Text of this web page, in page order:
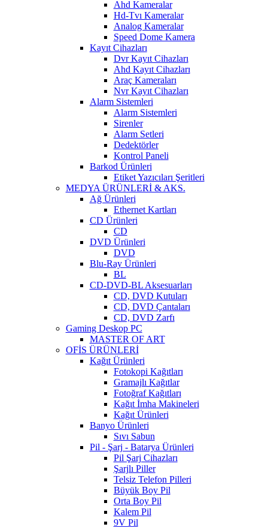
Ahd Kameralar
Hd-Tvı Kameralar
Analog Kameralar
Speed Dome Kamera
Kayıt Cihazları
Dvr Kayıt Cihazları
Ahd Kayıt Cihazları
Araç Kameraları
Nvr Kayıt Cihazları
Alarm Sistemleri
Alarm Sistemleri
Sirenler
Alarm Setleri
Dedektörler
Kontrol Paneli
Barkod Ürünleri
Etiket Yazıcıları Şeritleri
MEDYA ÜRÜNLERİ & AKS.
Ağ Ürünleri
Ethernet Kartları
CD Ürünleri
CD
DVD Ürünleri
DVD
Blu-Ray Ürünleri
BL
CD-DVD-BL Aksesuarları
CD, DVD Kutuları
CD, DVD Çantaları
CD, DVD Zarfı
Gaming Deskop PC
MASTER OF ART
OFİS ÜRÜNLERİ
Kağıt Ürünleri
Fotokopi Kağıtları
Gramajlı Kağıtlar
Fotoğraf Kağıtları
Kağıt İmha Makineleri
Kağıt Ürünleri
Banyo Ürünleri
Sıvı Sabun
Pil - Şarj - Batarya Ürünleri
Pil Şarj Cihazları
Şarjlı Piller
Telsiz Telefon Pilleri
Büyük Boy Pil
Orta Boy Pil
Kalem Pil
9V Pil